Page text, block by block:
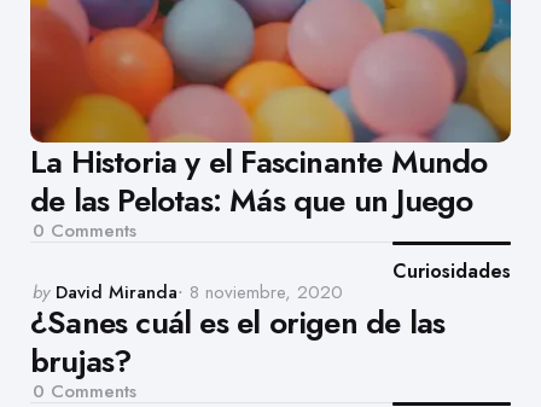
La Historia y el Fascinante Mundo
de las Pelotas: Más que un Juego
0 Comments
Curiosidades
Posted
by
by David Miranda 8 noviembre, 2020
¿Sanes cuál es el origen de las
brujas?
0 Comments